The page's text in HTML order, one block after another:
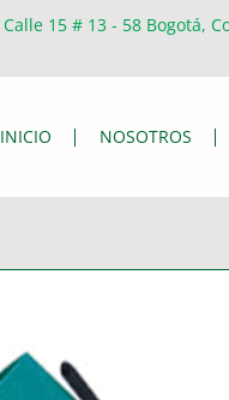
Calle 15 # 13 - 58 Bogotá,
INICIO NOSOTROS